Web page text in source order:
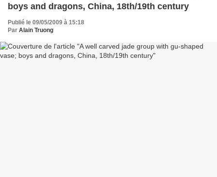
boys and dragons, China, 18th/19th century
Publié le 09/05/2009 à 15:18
Par Alain Truong